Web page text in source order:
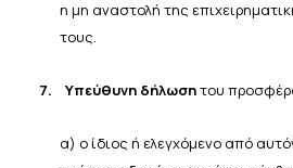
η μη αναστολή της
τους.
7. Υπεύθυνη δήλωσητου
α) ο ίδιος ή ελεγχόμενο από